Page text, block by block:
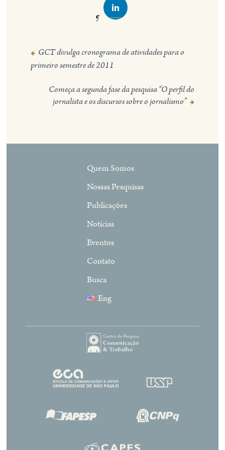
Navegação
de
Post
GCT divulga cronograma de atividades para o
primeiro semestre de 2011
Começa a segunda fase da pesquisa “O perfil do
jornalista e os discursos sobre o jornalismo”
Quem Somos
Nossas Pesquisas
Publicações
Notícias
Eventos
Contato
Busca
Eng